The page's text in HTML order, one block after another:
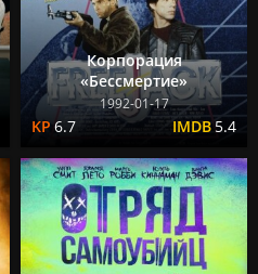
Корпорация
«Бессмертие»
1992-01-17
6.7 5.4